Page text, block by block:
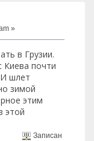
»
в Грузии.
почти
шлет
зимой
этим
этой
Записан